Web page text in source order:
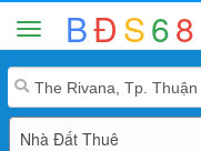
BĐS68
Nhà Đất Thuê